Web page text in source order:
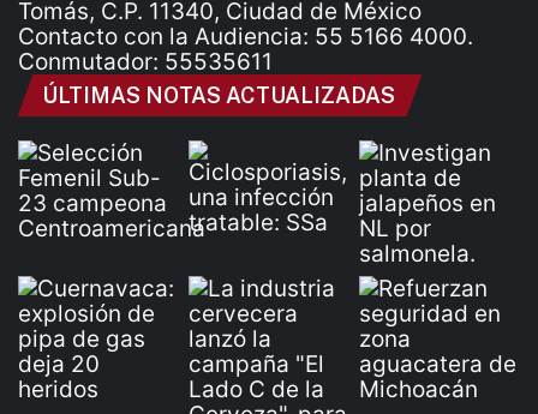
Tomás, C.P. 11340, Ciudad de México
Contacto con la Audiencia: 55 5166 4000.
Conmutador: 55535611
ÚLTIMAS NOTAS ACTUALIZADAS